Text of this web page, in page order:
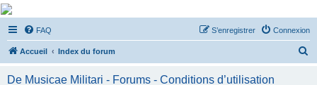
De Musicae Militari -
Forums
Forums de discussions
FAQ Connexion
S’enregistrer
Accueil Index du forum
De Musicae Militari - Forums - Conditions d’utilisation